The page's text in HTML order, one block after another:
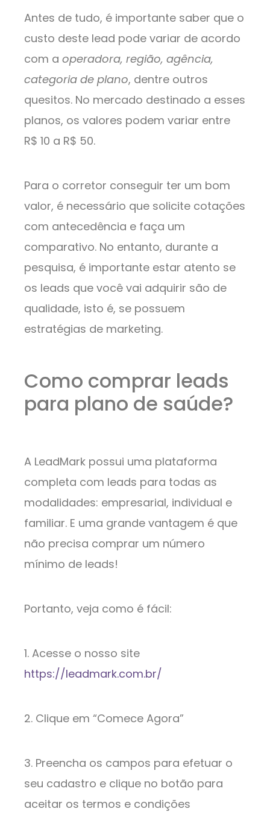
Antes de tudo, é importante saber que o
custo deste lead pode variar de acordo
com a operadora, região, agência,
categoria de plano, dentre outros
quesitos. No mercado destinado a esses
planos, os valores podem variar entre
R$ 10 a R$ 50.
Para o corretor conseguir ter um bom
valor, é necessário que solicite cotações
com antecedência e faça um
comparativo. No entanto, durante a
pesquisa, é importante estar atento se
os leads que você vai adquirir são de
qualidade, isto é, se possuem
estratégias de marketing.
Como comprar leads
para plano de saúde?
A LeadMark possui uma plataforma
completa com leads para todas as
modalidades: empresarial, individual e
familiar. E uma grande vantagem é que
não precisa comprar um número
mínimo de leads!
Portanto, veja como é fácil:
1. Acesse o nosso site
https://leadmark.com.br/
2. Clique em “Comece Agora”
3. Preencha os campos para efetuar o
seu cadastro e clique no botão para
aceitar os termos e condições